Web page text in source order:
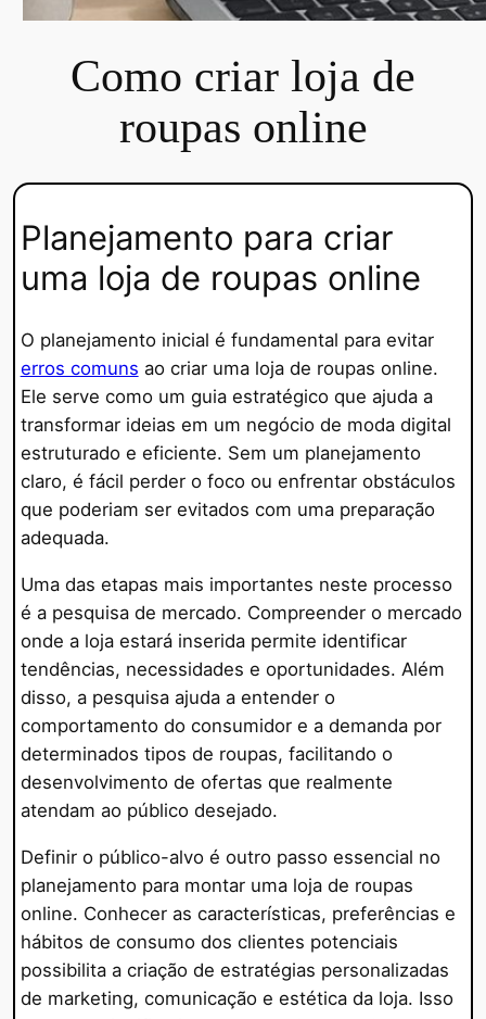
Como criar loja de
roupas online
Planejamento para criar
uma loja de roupas online
O planejamento inicial é fundamental para evitar
erros comuns ao criar uma loja de roupas online.
Ele serve como um guia estratégico que ajuda a
transformar ideias em um negócio de moda digital
estruturado e eficiente. Sem um planejamento
claro, é fácil perder o foco ou enfrentar obstáculos
que poderiam ser evitados com uma preparação
adequada.
Uma das etapas mais importantes neste processo
é a pesquisa de mercado. Compreender o mercado
onde a loja estará inserida permite identificar
tendências, necessidades e oportunidades. Além
disso, a pesquisa ajuda a entender o
comportamento do consumidor e a demanda por
determinados tipos de roupas, facilitando o
desenvolvimento de ofertas que realmente
atendam ao público desejado.
Definir o público-alvo é outro passo essencial no
planejamento para montar uma loja de roupas
online. Conhecer as características, preferências e
hábitos de consumo dos clientes potenciais
possibilita a criação de estratégias personalizadas
de marketing, comunicação e estética da loja. Isso